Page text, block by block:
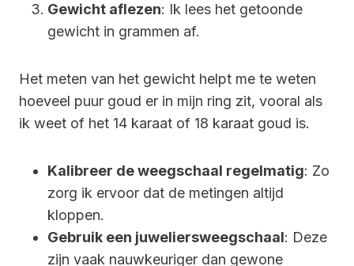
Gewicht aflezen: Ik lees het getoonde
gewicht in grammen af.
Het meten van het gewicht helpt me te weten
hoeveel puur goud er in mijn ring zit, vooral als
ik weet of het 14 karaat of 18 karaat goud is.
Kalibreer de weegschaal regelmatig: Zo
zorg ik ervoor dat de metingen altijd
kloppen.
Gebruik een juweliersweegschaal: Deze
zijn vaak nauwkeuriger dan gewone